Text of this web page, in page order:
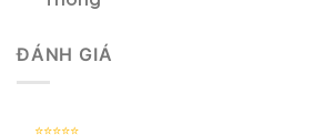
ĐÁNH GIÁ
⭐⭐⭐⭐⭐